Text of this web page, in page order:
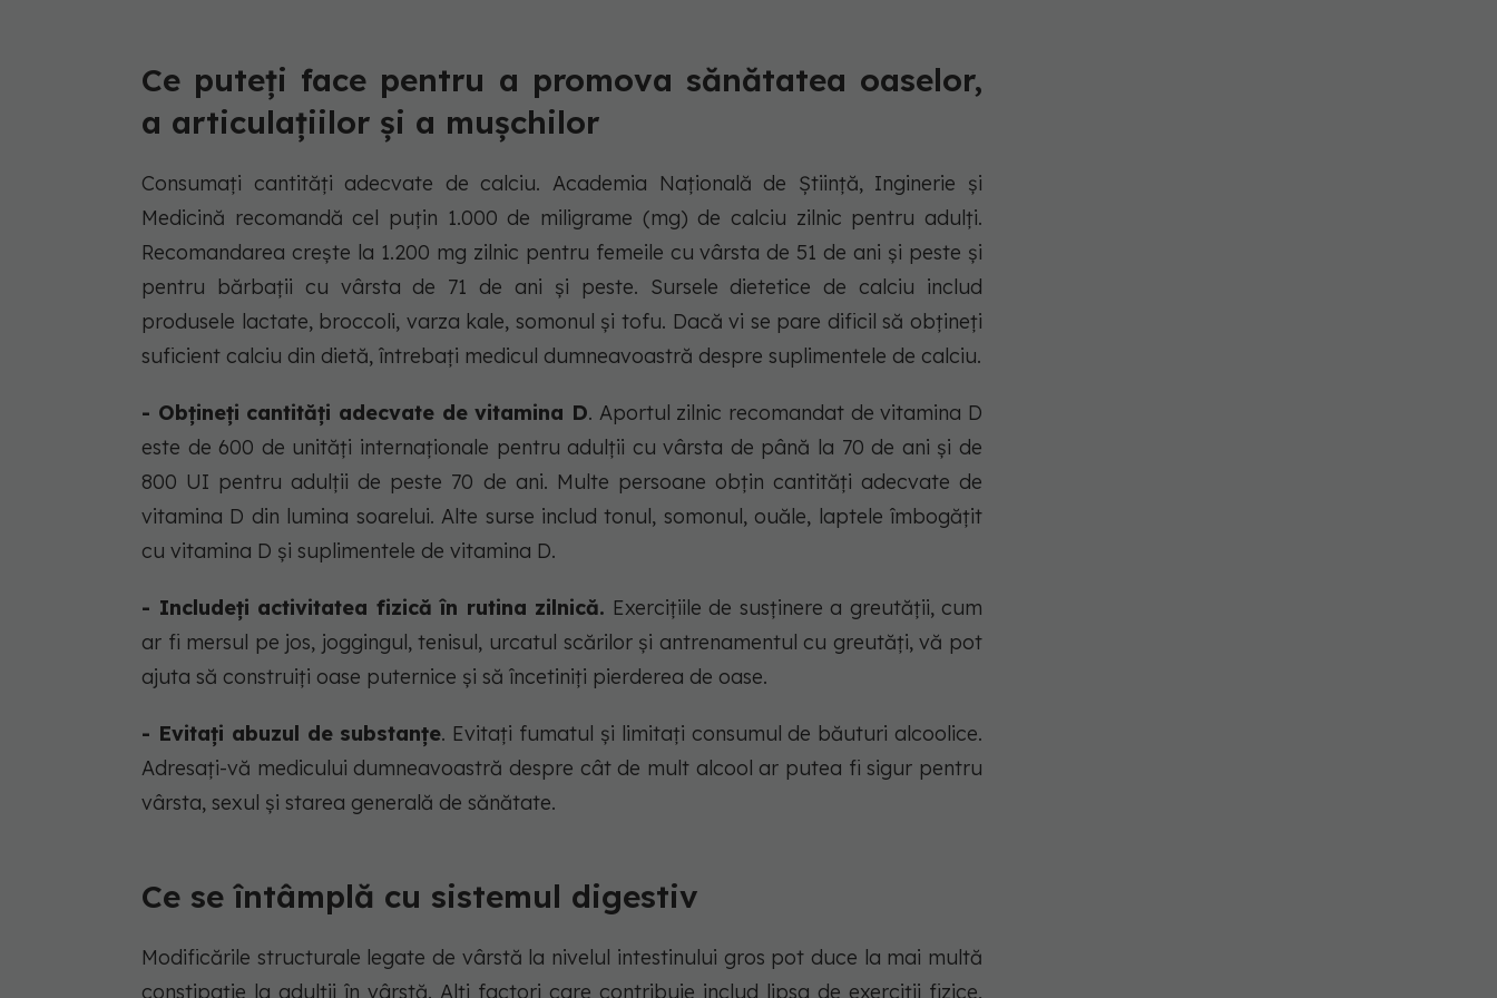
Ce puteți face pentru a promova sănătatea oaselor,
a articulațiilor și a mușchilor
Consumați cantități adecvate de calciu. Academia Națională de Știință, Inginerie și
Medicină recomandă cel puțin 1.000 de miligrame (mg) de calciu zilnic pentru adulți.
Recomandarea crește la 1.200 mg zilnic pentru femeile cu vârsta de 51 de ani și peste și
pentru bărbații cu vârsta de 71 de ani și peste. Sursele dietetice de calciu includ
produsele lactate, broccoli, varza kale, somonul și tofu. Dacă vi se pare dificil să obțineți
suficient calciu din dietă, întrebați medicul dumneavoastră despre suplimentele de calciu.
- Obțineți cantități adecvate de vitamina D. Aportul zilnic recomandat de vitamina D
este de 600 de unități internaționale pentru adulții cu vârsta de până la 70 de ani și de
800 UI pentru adulții de peste 70 de ani. Multe persoane obțin cantități adecvate de
vitamina D din lumina soarelui. Alte surse includ tonul, somonul, ouăle, laptele îmbogățit
cu vitamina D și suplimentele de vitamina D.
- Includeți activitatea fizică în rutina zilnică. Exercițiile de susținere a greutății, cum
ar fi mersul pe jos, joggingul, tenisul, urcatul scărilor și antrenamentul cu greutăți, vă pot
ajuta să construiți oase puternice și să încetiniți pierderea de oase.
- Evitați abuzul de substanțe. Evitați fumatul și limitați consumul de băuturi alcoolice.
Adresați-vă medicului dumneavoastră despre cât de mult alcool ar putea fi sigur pentru
vârsta, sexul și starea generală de sănătate.
Ce se întâmplă cu sistemul digestiv
Modificările structurale legate de vârstă la nivelul intestinului gros pot duce la mai multă
constipație la adulții în vârstă. Alți factori care contribuie includ lipsa de exerciții fizice,